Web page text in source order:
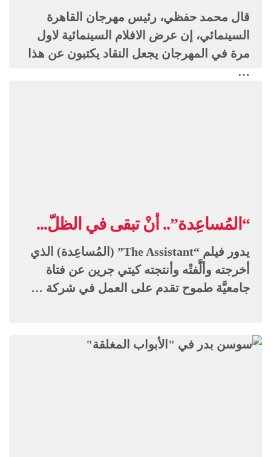
قال محمد حفظي، رئيس مهرجان القاهرة
السينمائي، إن عرض الافلام السينمائية لاول
مرة في المهرجان يجعل النقاد يكتبون عن هذا
…
“المُساعِدة”.. أنْ تبقى في الظلّ...
يدور فيلم “The Assistant” (المُساعِدة) الذي
أخرجته وألَّفتْه وأنتجته كيتي جرين عن فتاة
جامعيَّة طموح تقدم على العمل في شركة …